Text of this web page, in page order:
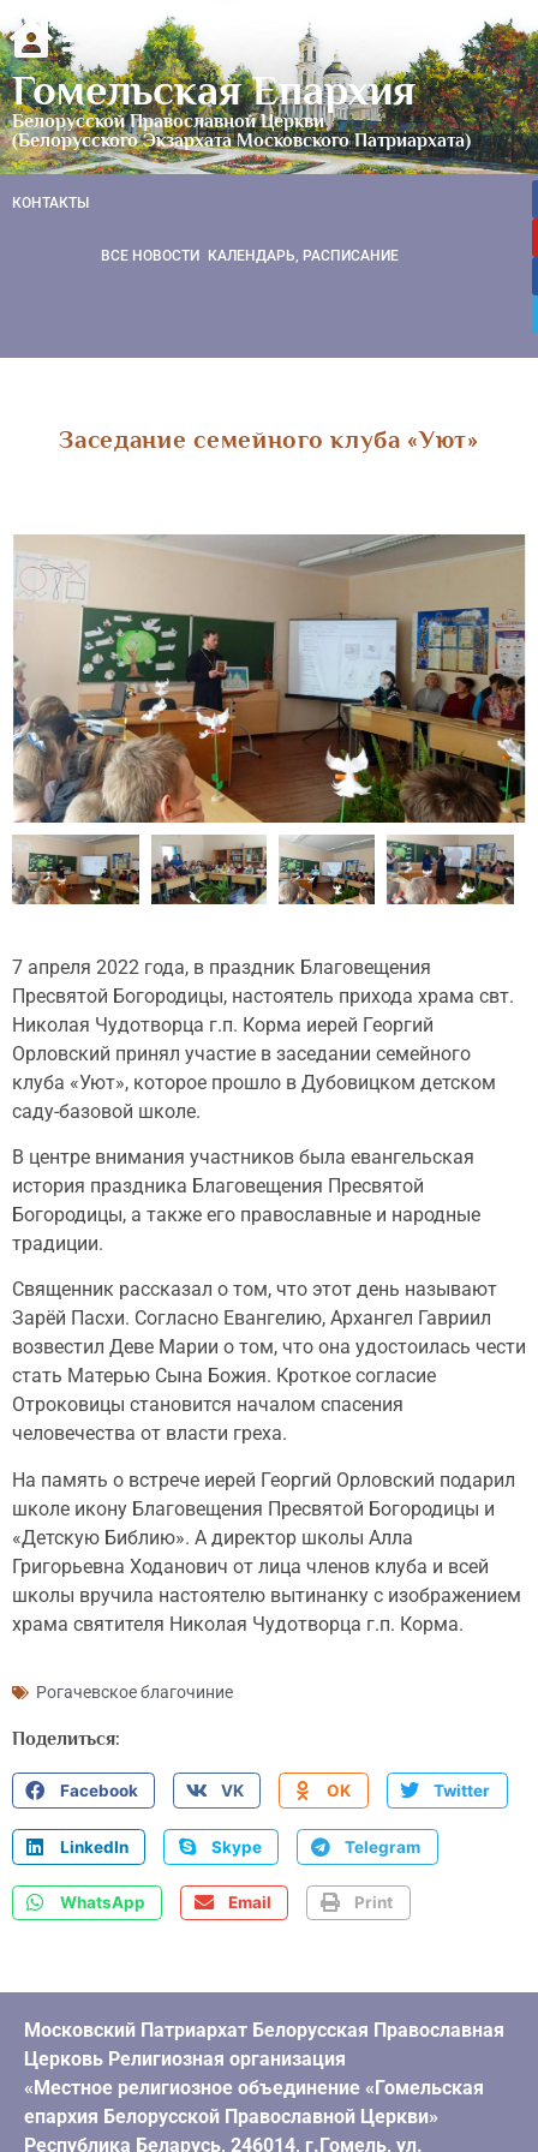
Гомельская Епархия
Белорусской Православной Церкви
(Белорусского Экзархата Московского Патриархата)
КОНТАКТЫ
ВСЕ НОВОСТИ КАЛЕНДАРЬ, РАСПИСАНИЕ
Заседание семейного клуба «Уют»
7 апреля 2022 года, в праздник Благовещения
Пресвятой Богородицы, настоятель прихода храма свт.
Николая Чудотворца г.п. Корма иерей Георгий
Орловский принял участие в заседании семейного
клуба «Уют», которое прошло в Дубовицком детском
саду-базовой школе.
В центре внимания участников была евангельская
история праздника Благовещения Пресвятой
Богородицы, а также его православные и народные
традиции.
Священник рассказал о том, что этот день называют
Зарёй Пасхи. Согласно Евангелию, Архангел Гавриил
возвестил Деве Марии о том, что она удостоилась чести
стать Матерью Сына Божия. Кроткое согласие
Отроковицы становится началом спасения
человечества от власти греха.
На память о встрече иерей Георгий Орловский подарил
школе икону Благовещения Пресвятой Богородицы и
«Детскую Библию». А директор школы Алла
Григорьевна Ходанович от лица членов клуба и всей
школы вручила настоятелю вытинанку с изображением
храма святителя Николая Чудотворца г.п. Корма.
Рогачевское благочиние
Поделиться:
Facebook VK OK Twitter
LinkedIn Skype Telegram
WhatsApp Email Print
Московский Патриархат Белорусская Православная
Церковь Религиозная организация
«Местное религиозное объединение «Гомельская
епархия Белорусской Православной Церкви»
Республика Беларусь, 246014, г.Гомель, ул.